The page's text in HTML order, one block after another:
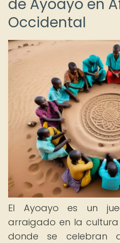
de Ayoayo en
Occidental
El Ayoayo es un
arraigado en la
donde se celebran